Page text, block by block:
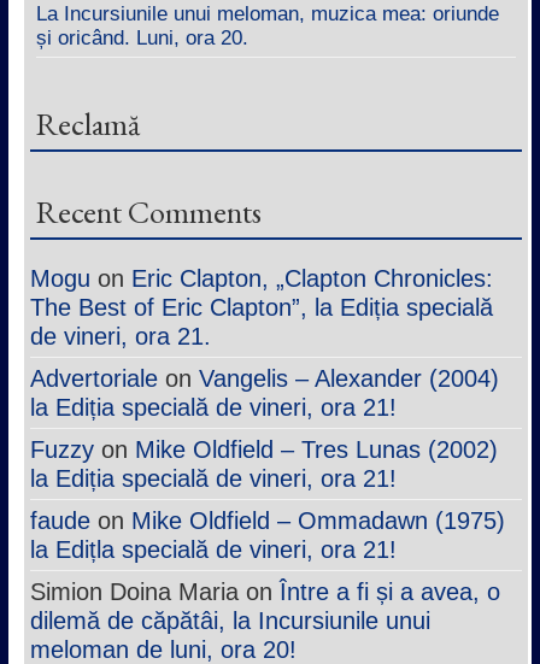
La Incursiunile unui meloman, muzica mea: oriunde
și oricând. Luni, ora 20.
Reclamă
Recent Comments
Mogu on Eric Clapton, „Clapton Chronicles:
The Best of Eric Clapton”, la Ediția specială
de vineri, ora 21.
Advertorialeon Vangelis – Alexander (2004)
la Ediția specială de vineri, ora 21!
Fuzzyon Mike Oldfield – Tres Lunas (2002)
la Ediția specială de vineri, ora 21!
faudeon Mike Oldfield – Ommadawn (1975)
la Edițla specială de vineri, ora 21!
Simion Doina MariaonÎntre a fi și a avea, o
dilemă de căpătâi, la Incursiunile unui
meloman de luni, ora 20!